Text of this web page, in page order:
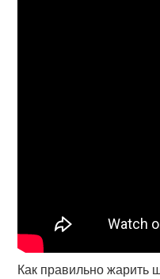
Как правильно жарить